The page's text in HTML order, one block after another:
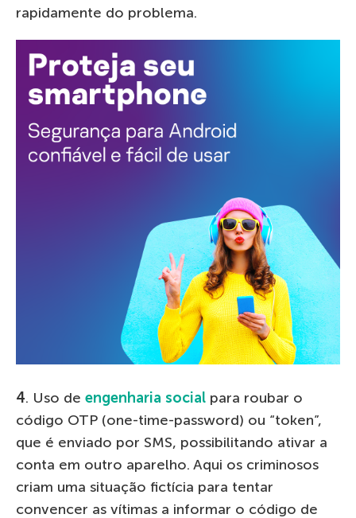
rapidamente do problema.
4. Uso de engenharia social para roubar o
código OTP (one-time-password) ou “token”,
que é enviado por SMS, possibilitando ativar a
conta em outro aparelho. Aqui os criminosos
criam uma situação fictícia para tentar
convencer as vítimas a informar o código de